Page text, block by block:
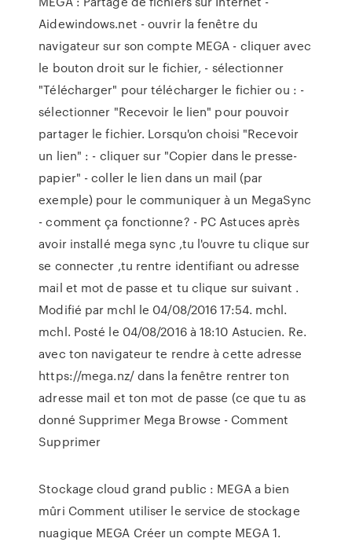
Aidewindows.net - ouvrir la fenêtre du
navigateur sur son compte MEGA - cliquer avec
le bouton droit sur le fichier, - sélectionner
"Télécharger" pour télécharger le fichier ou : -
sélectionner "Recevoir le lien" pour pouvoir
partager le fichier. Lorsqu'on choisi "Recevoir
un lien" : - cliquer sur "Copier dans le presse-
papier" - coller le lien dans un mail (par
exemple) pour le communiquer à un MegaSync
- comment ça fonctionne? - PC Astuces après
avoir installé mega sync ,tu l'ouvre tu clique sur
se connecter ,tu rentre identifiant ou adresse
mail et mot de passe et tu clique sur suivant .
Modifié par mchl le 04/08/2016 17:54. mchl.
mchl. Posté le 04/08/2016 à 18:10 Astucien. Re.
avec ton navigateur te rendre à cette adresse
https://mega.nz/ dans la fenêtre rentrer ton
adresse mail et ton mot de passe (ce que tu as
donné Supprimer Mega Browse - Comment
Supprimer
Stockage cloud grand public : MEGA a bien
mûri Comment utiliser le service de stockage
nuagique MEGA Créer un compte MEGA 1.